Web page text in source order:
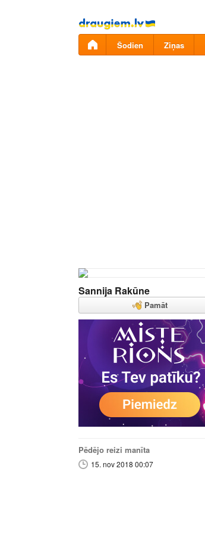
Pāriet
uz
saturu
Šodien Ziņas
Sannija Rakūne
Pamāt
Pēdējo reizi manīta
15. nov 2018 00:07